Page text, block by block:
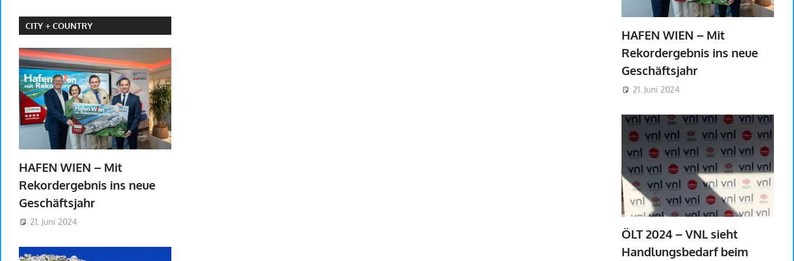
CITY + COUNTRY
HAFEN WIEN – Mit
Rekordergebnis ins neue
Geschäftsjahr
21. Juni 2024
HAFEN WIEN – Mit
Rekordergebnis ins neue
Geschäftsjahr
21. Juni 2024
ÖLT 2024 – VNL sieht
Handlungsbedarf beim